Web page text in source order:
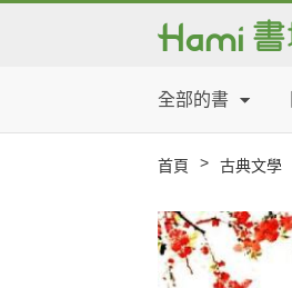
全部的書
首頁 > 古典文學